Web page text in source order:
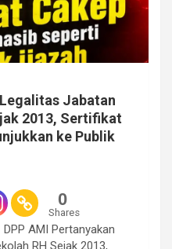
Jabatan
2013, Sertifikat
ke Publik
0
Shares
AMI Pertanyakan
RH Sejak 2013,